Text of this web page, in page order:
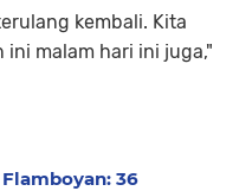
kembali. Kita
malam hari ini juga,"
36